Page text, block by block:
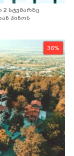
2 სტუმარზე
პინოს
36%